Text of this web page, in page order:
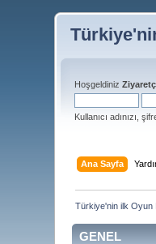
Hoşgeldiniz
Kullanıcı adınızı,
Ana Sayfa
Türkiye'nin ilk Oyun
GENEL